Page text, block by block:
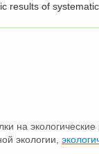
results of
на
экологии,